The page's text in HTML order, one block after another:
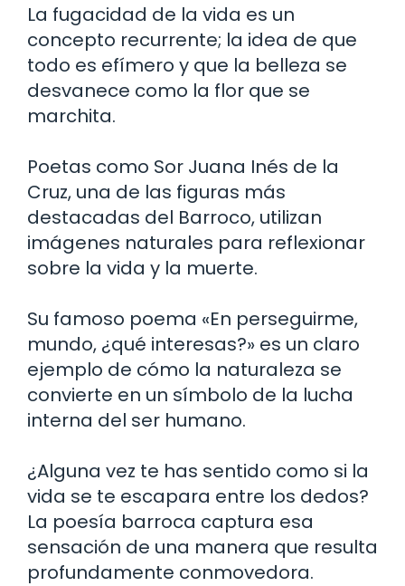
La fugacidad de la vida es un
concepto recurrente; la idea de que
todo es efímero y que la belleza se
desvanece como la flor que se
marchita.
Poetas como Sor Juana Inés de la
Cruz, una de las figuras más
destacadas del Barroco, utilizan
imágenes naturales para reflexionar
sobre la vida y la muerte.
Su famoso poema «En perseguirme,
mundo, ¿qué interesas?» es un claro
ejemplo de cómo la naturaleza se
convierte en un símbolo de la lucha
interna del ser humano.
¿Alguna vez te has sentido como si la
vida se te escapara entre los dedos?
La poesía barroca captura esa
sensación de una manera que resulta
profundamente conmovedora.